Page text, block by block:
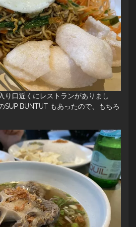
り口近くにレストランがありまし
SUP BUNTUT もあったので、もちろ